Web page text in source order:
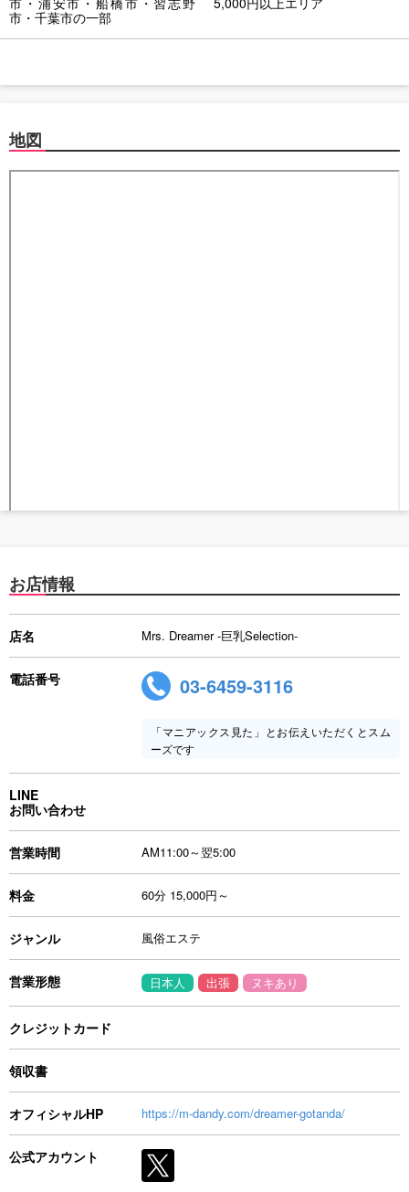
市・千葉市の一部
地図
お店情報
店名 Mrs. Dreamer -巨乳Selection-
電話番号 03-6459-3116
「マニアックス見た」とお伝えいただくとスム
ーズです
LINE
お問い合わせ
営業時間 AM11:00～翌5:00
料金 60分 15,000円～
ジャンル 風俗エステ
営業形態 日本人 出張 ヌキあり
クレジットカード
領収書
オフィシャルHP https://m-dandy.com/dreamer-gotanda/
公式アカウント